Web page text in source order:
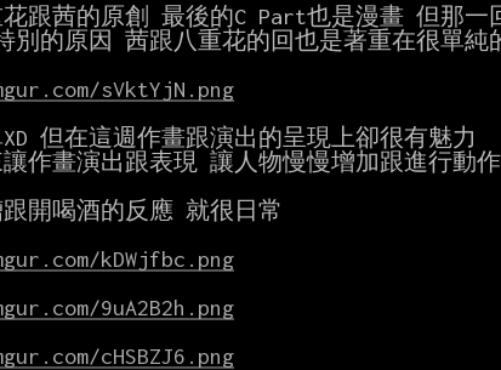
跟茜的原創 最後的C Part也是漫畫 但那
別的原因 茜跟八重花的回也是著重在很單純
sVktYjN.png
但在這週作畫跟演出的呈現上卻很有魅力
作畫演出跟表現 讓人物慢慢增加跟進行動
開喝酒的反應 就很日常
kDWjfbc.png
9uA2B2h.png
cHSBZJ6.png